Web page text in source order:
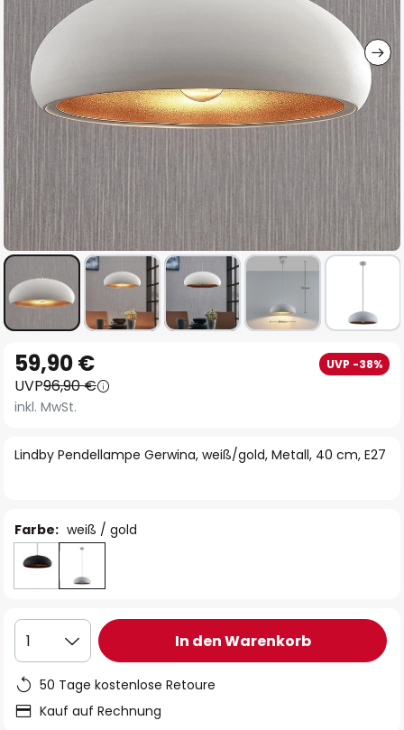
Anfang
der
Bildgalerie
Lindby Pendellampe Gerwina, weiß/gold, Metall, 40 cm, E27
59,90 € UVP -38%
UVP96,90 €
inkl. MwSt.
Farbe: weiß / gold
1 In den Warenkorb
50 Tage kostenlose Retoure
Kauf auf Rechnung